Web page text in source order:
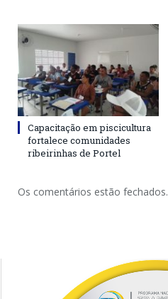
Capacitação em piscicultura
fortalece comunidades
ribeirinhas de Portel
Os comentários estão fechados.